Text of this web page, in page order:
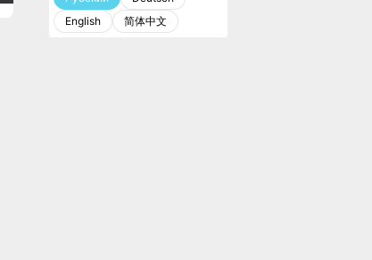
English
简体中文